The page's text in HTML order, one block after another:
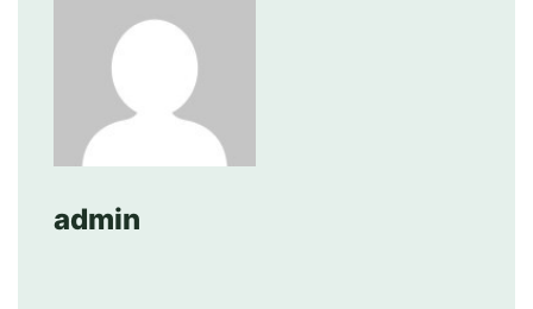
admin